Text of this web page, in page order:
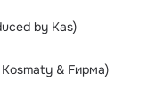
by Kas)
& Fирма)